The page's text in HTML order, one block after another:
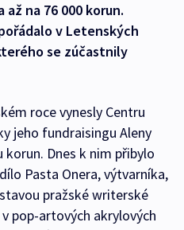
na 76 000 korun.
v Letenských
se zúčastnily
roce vynesly Centru
jeho fundraisingu Aleny
Dnes k nim přibylo
Pasta Onera, výtvarníka,
pražské writerské
pop-artových akrylových